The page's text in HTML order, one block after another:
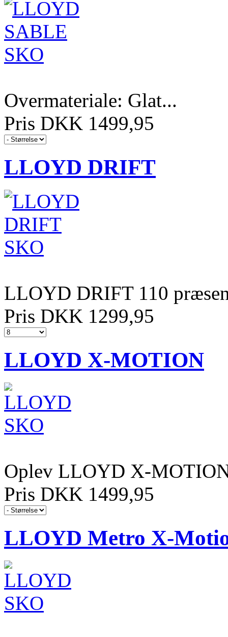
Overmateriale: Glat...
Pris DKK 1499,95
LLOYD DRIFT
LLOYD DRIFT 110
Pris DKK 1299,95
LLOYD X-MOTION
Oplev LLOYD X-
Pris DKK 1499,95
LLOYD Metro X-